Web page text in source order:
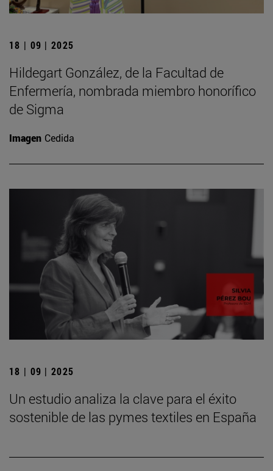
18 | 09 | 2025
Hildegart González, de la Facultad de
Enfermería, nombrada miembro honorífico
de Sigma
Imagen Cedida
18 | 09 | 2025
Un estudio analiza la clave para el éxito
sostenible de las pymes textiles en España